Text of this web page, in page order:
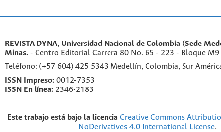
REVISTA DYNA, Universidad Nacional de Colombia (Sede
Minas. - Centro Editorial Carrera 80 No. 65 - 223 - Bloque
Teléfono: (+57 604) 425 5343 Medellín, Colombia, Sur
ISSN Impreso: 0012-7353
ISSN En línea: 2346-2183
Este trabajo está bajo la licencia Creative Commons
NoDerivatives 4.0 International License.